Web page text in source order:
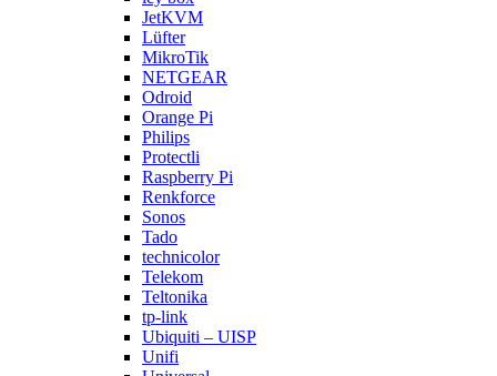
JetKVM
Lüfter
MikroTik
NETGEAR
Odroid
Orange Pi
Philips
Protectli
Raspberry Pi
Renkforce
Sonos
Tado
technicolor
Telekom
Teltonika
tp-link
Ubiquiti – UISP
Unifi